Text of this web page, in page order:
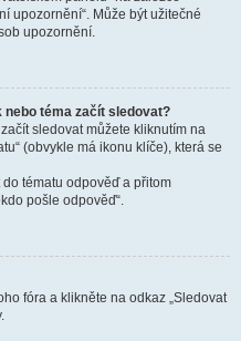
upozornění“. Může být užitečné
upozornění.
téma začít sledovat?
sledovat můžete kliknutím na
(obvykle má ikonu klíče), která se
tématu odpověď a přitom
pošle odpověď“.
fóra a klikněte na odkaz „Sledovat